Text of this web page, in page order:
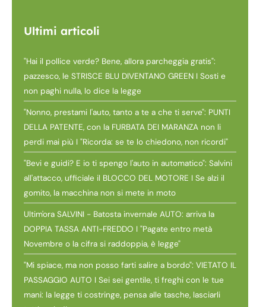
Ultimi articoli
"Hai il pollice verde? Bene, allora parcheggia gratis":
pazzesco, le STRISCE BLU DIVENTANO GREEN I Sosti e
non paghi nulla, lo dice la legge
"Nonno, prestami l'auto, tanto a te a che ti serve": PUNTI
DELLA PATENTE, con la FURBATA DEI MARANZA non li
perdi mai più I "Ricorda: se te lo chiedono, non ricordi"
"Bevi e guidi? E io ti spengo l'auto in automatico": Salvini
all'attacco, ufficiale il BLOCCO DEL MOTORE I Se alzi il
gomito, la macchina non si mete in moto
Ultim'ora SALVINI - Batosta invernale AUTO: arriva la
DOPPIA TASSA ANTI-FREDDO I "Pagate entro metà
Novembre o la cifra si raddoppia, è legge"
"Mi spiace, ma non posso farti salire a bordo": VIETATO IL
PASSAGGIO AUTO I Sei sei gentile, ti freghi con le tue
mani: la legge ti costringe, pensa alle tasche, lasciarli